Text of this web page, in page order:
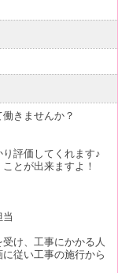
きませんか？
評価してくれます♪
とが出来ますよ！
け、工事にかかる人
従い工事の施行から